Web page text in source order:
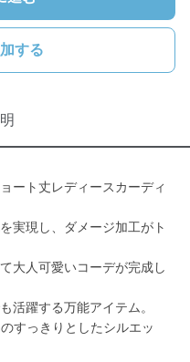
する
ート丈レディースカーディ
実現し、ダメージ加工がト
大人可愛いコーデが完成し
活躍する万能アイテム。
すっきりとしたシルエッ